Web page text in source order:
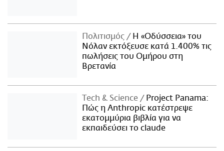
Πολιτισμός
Η «Οδύσσεια» του
Νόλαν εκτόξευσε κατά 1.400% τις
πωλήσεις του Ομήρου στη
Βρετανία
Τech & Science
Project Panama:
Πώς η Anthropic κατέστρεψε
εκατομμύρια βιβλία για να
εκπαιδεύσει το claude